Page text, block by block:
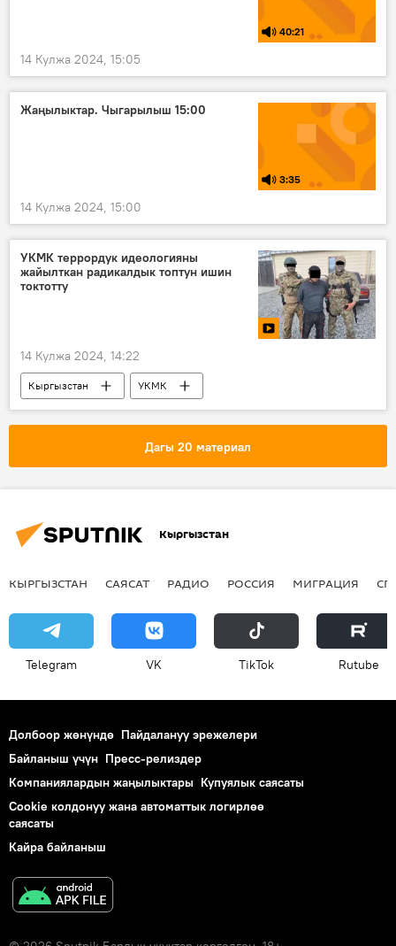
40:21
14 Кулжа 2024, 15:05
Жаңылыктар. Чыгарылыш 15:00
3:35
14 Кулжа 2024, 15:00
УКМК террордук идеологияны
жайылткан радикалдык топтун ишин
токтотту
14 Кулжа 2024, 14:22
Кыргызстан
УКМК
"Ислам мамлекети" террордук тобу
дин
Дагы 20 материал
Кыргызстан
КЫРГЫЗСТАН САЯСАТ РАДИО РОССИЯ МИГРАЦИЯ
Telegram VK ТikТоk Rutube
Долбоор жөнүндө Пайдалануу эрежелери
Байланыш үчүн Пресс-релиздер
Компаниялардын жаңылыктары Купуялык саясаты
Cookie колдонуу жана автоматтык логирлөө
саясаты
Кайра байланыш